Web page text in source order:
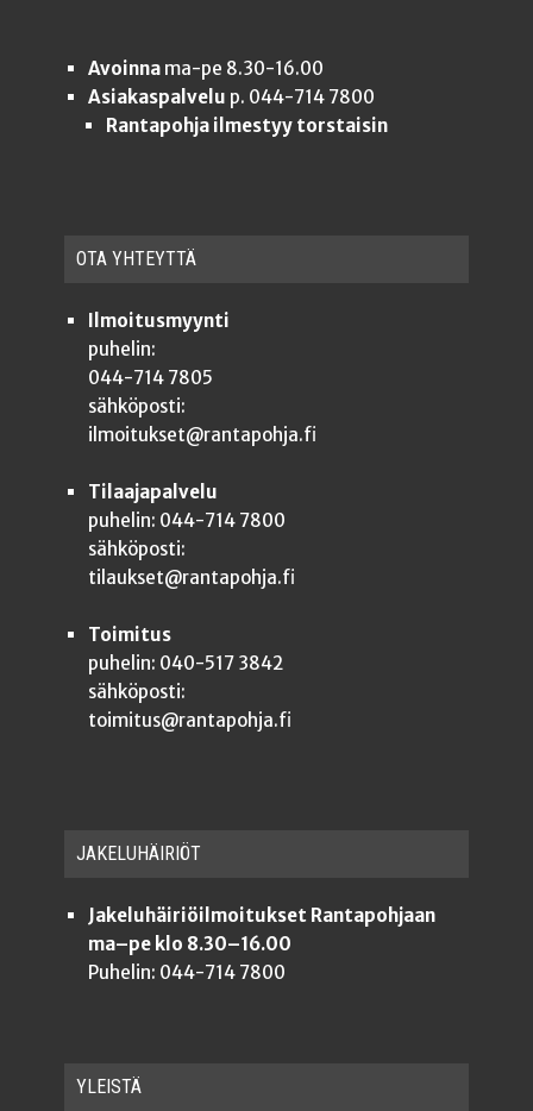
Avoinnama-pe 8.30-16.00
Asiakaspalvelu p. 044-714 7800
Rantapohja ilmestyy torstaisin
OTA YHTEYT­TÄ
Ilmoitusmyynti
puhelin:
044-714 7805
sähköposti:
ilmoitukset@rantapohja.fi
Tilaajapalvelu
puhelin: 044-714 7800
sähköposti:
tilaukset@rantapohja.fi
Toimitus
puhelin: 040-517 3842
sähköposti:
toimitus@rantapohja.fi
JAKE­LU­HÄI­RIÖT
Jakeluhäiriöilmoitukset Rantapohjaan
ma–pe klo 8.30–16.00
Puhelin: 044-714 7800
YLEISTÄ